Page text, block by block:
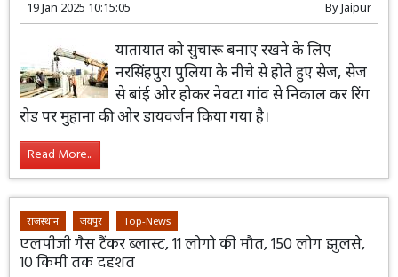
19 Jan 2025 10:15:05 ByJaipur
यातायात को सुचारू बनाए रखने के लिए
नरसिंहपुरा पुलिया के नीचे से होते हुए सेज, सेज
से बांई ओर होकर नेवटा गांव से निकाल कर रिंग
रोड पर मुहाना की ओर डायवर्जन किया गया है।
Read More...
राजस्थान जयपुर Top-News
एलपीजी गैस टैंकर ब्लास्ट, 11 लोगो की मौत, 150 लोग झुलसे,
10 किमी तक दहशत